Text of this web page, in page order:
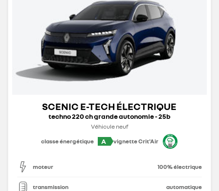
SCENIC E-TECH ÉLECTRIQUE
techno 220 ch grande autonomie - 25b
Véhicule neuf
classe énergétique
A vignette Crit'Air
moteur 100% électrique
transmission automatique